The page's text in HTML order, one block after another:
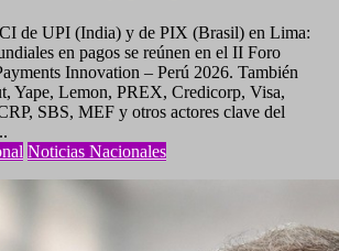
de UPI (India) y de PIX (Brasil) en Lima:
en pagos se reúnen en el II Foro
Innovation – Perú 2026. También
Yape, Lemon, PREX, Credicorp, Visa,
SBS, MEF y otros actores clave del
Noticias Nacionales